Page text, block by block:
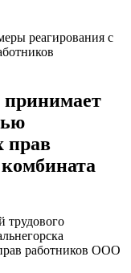
прав
трудового
работников ООО